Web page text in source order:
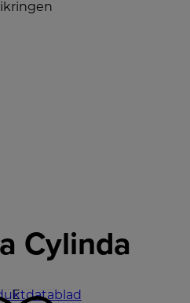
Cylinda
E